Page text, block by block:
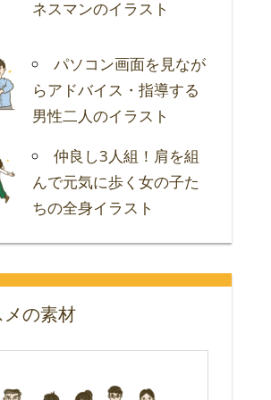
ネスマンのイラスト
パソコン画面を見なが
らアドバイス・指導する
男性二人のイラスト
仲良し3人組！肩を組
んで元気に歩く女の子た
ちの全身イラスト
の素材